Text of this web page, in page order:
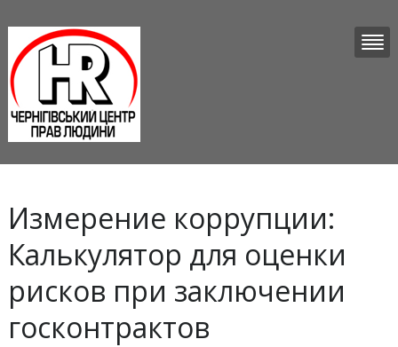
Измерение коррупции:
Калькулятор для оценки
рисков при заключении
госконтрактов